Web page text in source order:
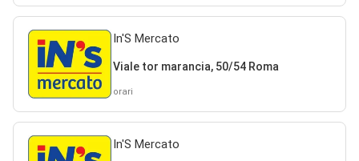
In'S Mercato
Viale tor marancia, 50/54 Roma
orari
In'S Mercato